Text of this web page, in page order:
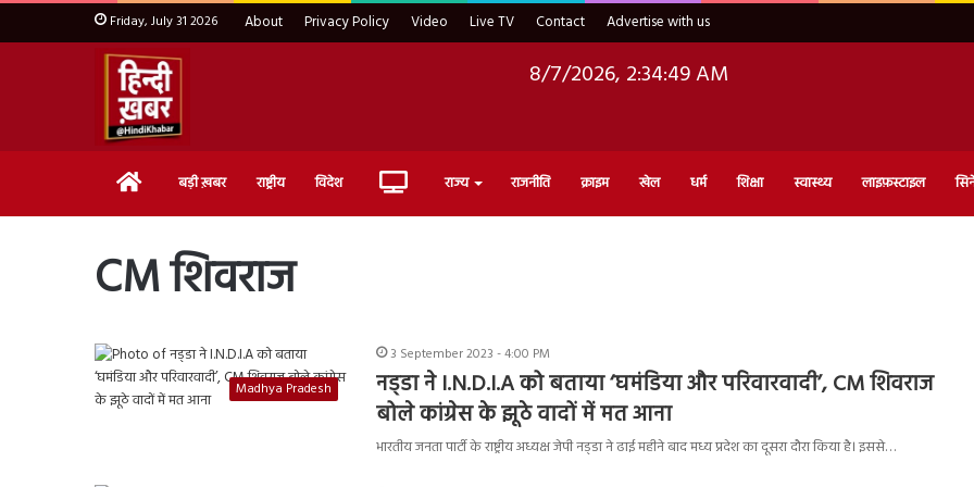
Friday, July 31 2026 About Privacy Policy Video Live TV Contact Advertise with us
8/7/2026, 2:34:50 AM
Home बड़ी ख़बर राष्ट्रीय विदेश Live राज्य राजनीति क्राइम खेल धर्म शिक्षा स्वास्थ्य लाइफ़स्टाइल
CM शिवराज
Madhya Pradesh
3 September 2023 - 4:00 PM
नड्‌डा ने I.N.D.I.A को बताया ‘घमंडिया और परिवारवादी’, CM शिवराज
बोले कांग्रेस के झूठे वादों में मत आना
भारतीय जनता पार्टी के राष्ट्रीय अध्यक्ष जेपी नड्‌डा ने ढाई महीने बाद मध्य प्रदेश का दूसरा दौरा किया है। इससे…